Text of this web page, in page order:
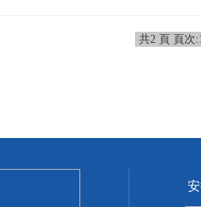
共2 頁 頁次